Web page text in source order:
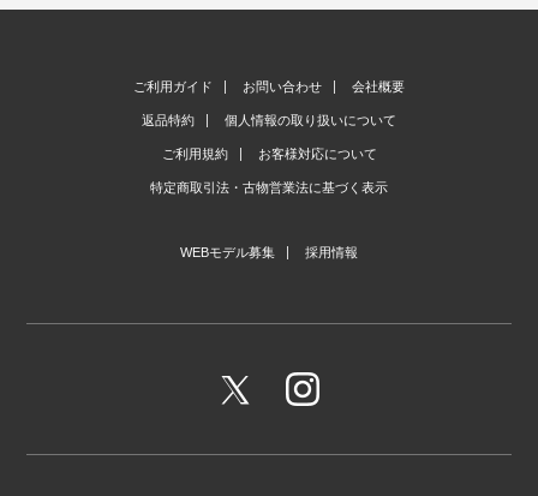
ご利用ガイド お問い合わせ 会社概要
返品特約 個人情報の取り扱いについて
ご利用規約 お客様対応について
特定商取引法・古物営業法に基づく表示
WEBモデル募集 採用情報